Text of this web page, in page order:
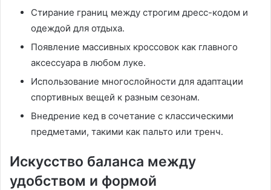
Стирание границ между строгим дресс-кодом и
одеждой для отдыха․
Появление массивных кроссовок как главного
аксессуара в любом луке․
Использование многослойности для адаптации
спортивных вещей к разным сезонам․
Внедрение кед в сочетание с классическими
предметами, такими как пальто или тренч․
Искусство баланса между
удобством и формой